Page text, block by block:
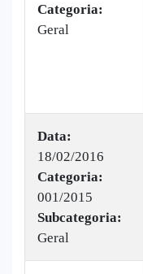
Categoria:
Geral
Data:
18/02/2016
Categoria:
001/2015
Subcategoria:
Geral